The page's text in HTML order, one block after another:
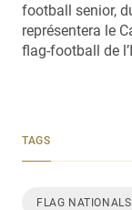
football senior,
représentera le
flag-football de
TAGS
FLAG